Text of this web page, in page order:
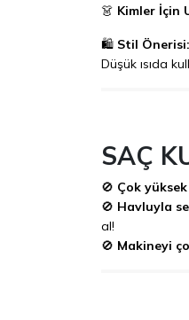
👗 Kimler İçin
🛍️ Stil Önerisi:
Düşük ısıda
SAÇ
🚫 Çok yüksek
🚫 Havluyla
al!
🚫 Makineyi